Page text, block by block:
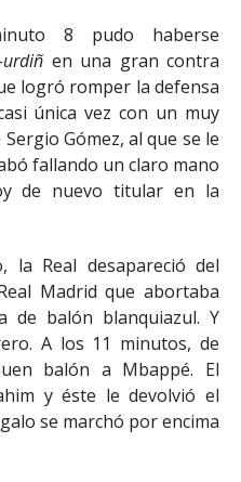
8 pudo haberse
en una gran contra
logró romper la defensa
única vez con un muy
Gómez, al que se le
fallando un claro mano
de nuevo titular en la
la Real desapareció del
Madrid que abortaba
de balón blanquiazul. Y
A los 11 minutos, de
balón a Mbappé. El
y éste le devolvió el
se marchó por encima